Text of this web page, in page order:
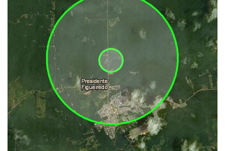
UC Federal
UC Estaduais
UC
Municipais
Hidrografia
1:1.000.000
(ANA)
Biomas
(IBGE)
Vegetação
(IBGE)